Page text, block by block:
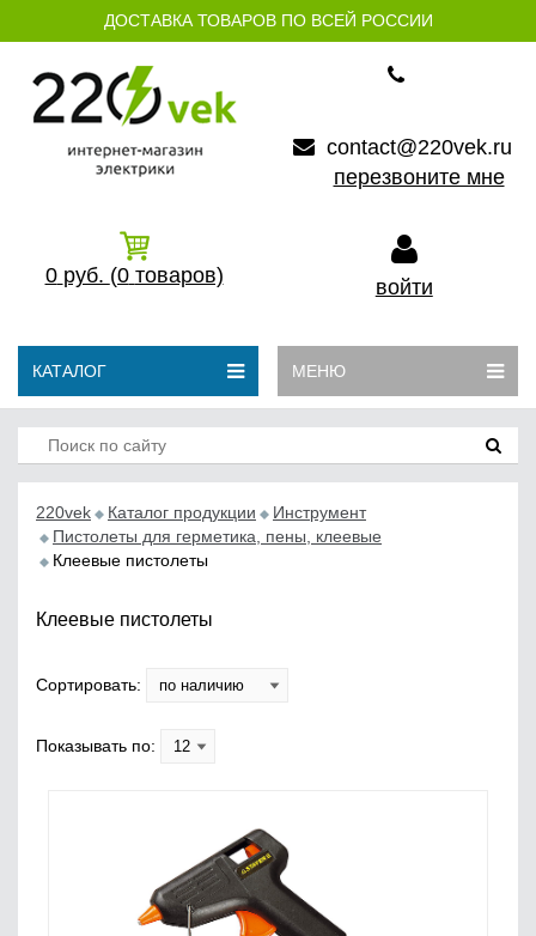
ДОСТАВКА ТОВАРОВ ПО ВСЕЙ РОССИИ
contact@220vek.ru
перезвоните мне
0 руб. (0 товаров) войти
КАТАЛОГ МЕНЮ
220vek Каталог продукции
Инструмент
Пистолеты для герметика, пены, клеевые
Клеевые пистолеты
Клеевые пистолеты
Сортировать:
Показывать по: